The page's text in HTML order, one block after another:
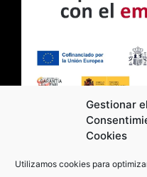
Gestionar el
Cookies
Utilizamos cookies para
2026 Moviltick